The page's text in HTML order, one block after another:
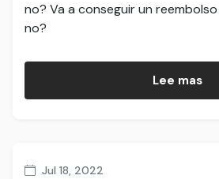
no? Va a conseguir un
no?
Lee mas
Jul 18, 2022